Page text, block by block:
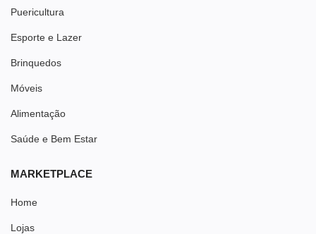
Puericultura
Esporte e Lazer
Brinquedos
Móveis
Alimentação
Saúde e Bem Estar
MARKETPLACE
Home
Lojas